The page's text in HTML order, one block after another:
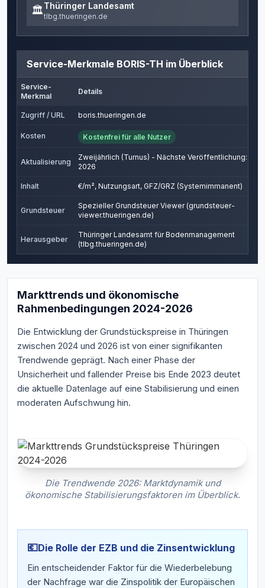
🏛️Thüringer Landesamt
tlbg.thueringen.de
Service-Merkmale BORIS-TH im Überblick
Service-
Merkmal
Details
Zugriff / URL boris.thueringen.de
Kosten Kostenfrei für alle Nutzer
Aktualisierung
Zweijährlich (Turnus) - Nächste Veröffentlichung:
2026
Inhalt €/m², Nutzungsart, GFZ/GRZ (Systemimmanent)
Grundsteuer
Spezieller Grundsteuer Viewer (grundsteuer-
viewer.thueringen.de)
Herausgeber
Thüringer Landesamt für Bodenmanagement
(tlbg.thueringen.de)
Markttrends und ökonomische
Rahmenbedingungen 2024-2026
Die Entwicklung der Grundstückspreise in Thüringen
zwischen 2024 und 2026 ist von einer signifikanten
Trendwende geprägt. Nach einer Phase der
Unsicherheit und fallender Preise bis Ende 2023 deutet
die aktuelle Datenlage auf eine Stabilisierung und einen
moderaten Aufschwung hin.
Die Trendwende 2026: Marktdynamik und
ökonomische Stabilisierungsfaktoren im Überblick.
💶Die Rolle der EZB und die Zinsentwicklung
Ein entscheidender Faktor für die Wiederbelebung
der Nachfrage war die Zinspolitik der Europäischen